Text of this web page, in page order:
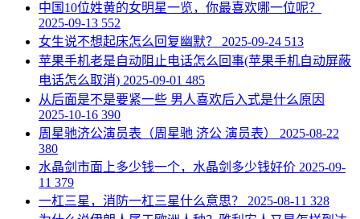
​中国10位姓黄的女明星一览，你最喜欢哪一位呢？
2025-09-13 552
​女生说不想起床怎么回复幽默？
2025-09-24 513
​苹果手机老是自动阻止电话怎么回事(苹果手机自动屏蔽
电话怎么取消) 2025-09-01 485
​从后面是不是要紧一些 男人喜欢后入式是什么原因
2025-10-16 390
​周星驰济公演员表（周星驰 济公 演员表）
2025-08-22
380
​水晶剑市面上多少钱一个，水晶剑多少钱好价 2025-09-
11 379
​一杠三星，消防一杠三星什么意思？
2025-08-11 328